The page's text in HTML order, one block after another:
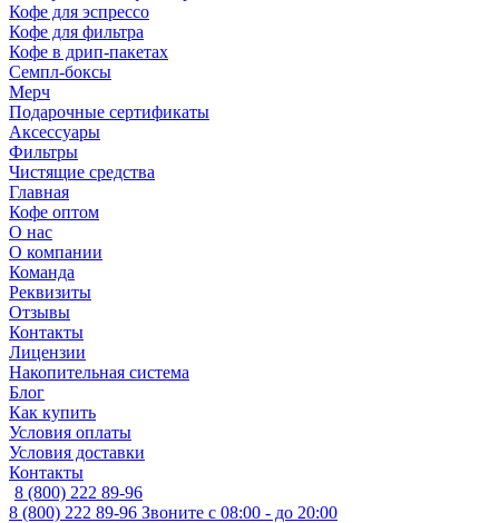
Кофе для эспрессо
Кофе для фильтра
Кофе в дрип-пакетах
Семпл-боксы
Мерч
Подарочные сертификаты
Аксессуары
Фильтры
Чистящие средства
Главная
Кофе оптом
О нас
О компании
Команда
Реквизиты
Отзывы
Контакты
Лицензии
Накопительная система
Блог
Как купить
Условия оплаты
Условия доставки
Контакты
8 (800) 222 89-96
8 (800) 222 89-96 Звоните с 08:00 - до 20:00